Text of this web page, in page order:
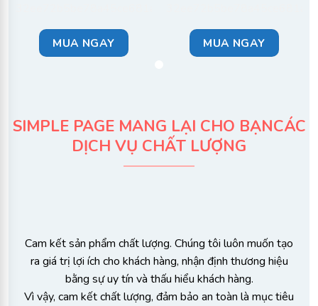
MUA NGAY MUA NGAY
SIMPLE PAGE MANG LẠI CHO BẠN​CÁC
DỊCH VỤ CHẤT LƯỢNG​
Cam kết sản phẩm chất lượng. Chúng tôi luôn muốn tạo
ra giá trị lợi ích cho khách hàng, nhận định thương hiệu
bằng sự uy tín và thấu hiểu khách hàng.
Vì vậy, cam kết chất lượng, đảm bảo an toàn là mục tiêu